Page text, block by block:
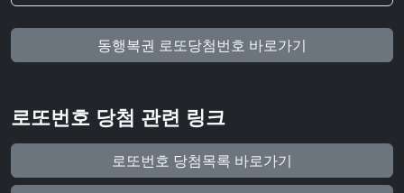
동행복권 로또당첨번호 바로가기
로또번호 당첨 관련 링크
로또번호 당첨목록 바로가기